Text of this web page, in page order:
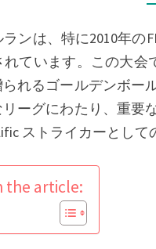
ンは、特に2010年の
ています。この大会
れるゴールデンボー
ーグにわたり、重要
ストライカーとして
the article: